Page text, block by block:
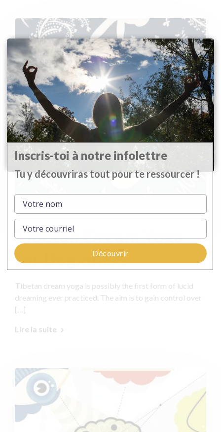
Tibetan Dream Yoga
for Beginners
Tibetan dream yoga is possibly the first form of lucid
dreaming ever practiced. The aim is to gain control over
[…]
Lire la suite
Inscris-toi à notre infolettre
Tu y découvriras tout pour te ressourcer !
Découvrir
×